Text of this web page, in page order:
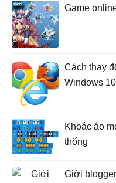
Game
Cách thay
Windows 10
Khoác áo
thống
Giới